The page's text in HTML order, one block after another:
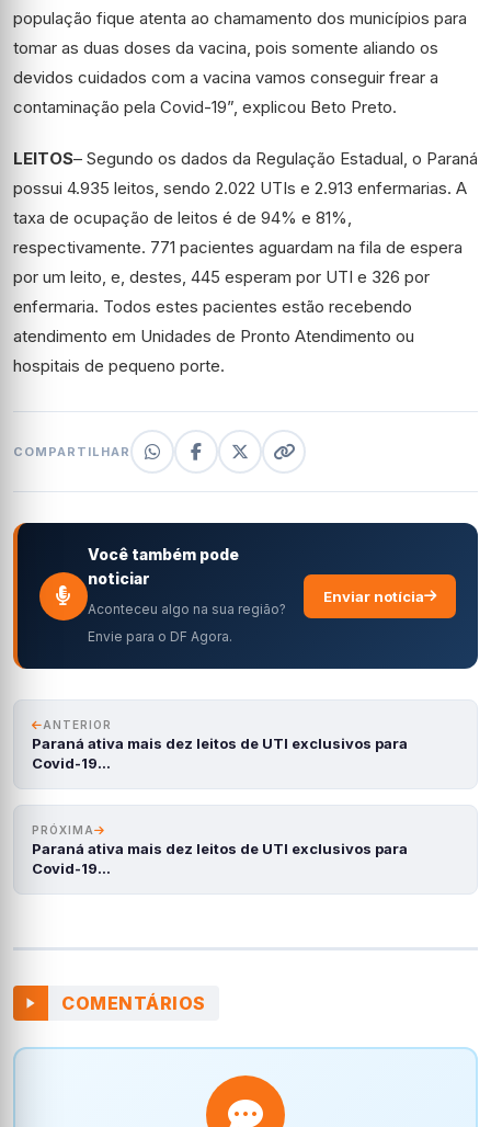
população fique atenta ao chamamento dos municípios para
tomar as duas doses da vacina, pois somente aliando os
devidos cuidados com a vacina vamos conseguir frear a
contaminação pela Covid-19”, explicou Beto Preto.
LEITOS– Segundo os dados da Regulação Estadual, o Paraná
possui 4.935 leitos, sendo 2.022 UTIs e 2.913 enfermarias. A
taxa de ocupação de leitos é de 94% e 81%,
respectivamente. 771 pacientes aguardam na fila de espera
por um leito, e, destes, 445 esperam por UTI e 326 por
enfermaria. Todos estes pacientes estão recebendo
atendimento em Unidades de Pronto Atendimento ou
hospitais de pequeno porte.
COMPARTILHAR
Você também pode
noticiar
Aconteceu algo na sua região?
Envie para o DF Agora.
Enviar notícia
ANTERIOR
Paraná ativa mais dez leitos de UTI exclusivos para
Covid-19…
PRÓXIMA
Paraná ativa mais dez leitos de UTI exclusivos para
Covid-19…
COMENTÁRIOS